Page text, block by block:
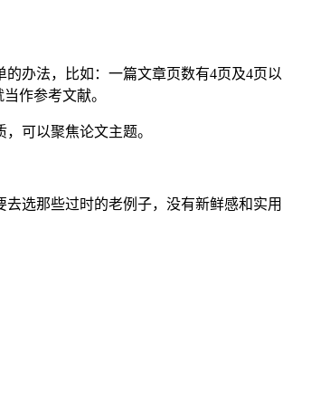
办法，比如：一篇文章页数有4页及4页以
作参考文献。
可以聚焦论文主题。
选那些过时的老例子，没有新鲜感和实用